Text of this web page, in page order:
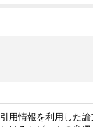
引用情報を利用した